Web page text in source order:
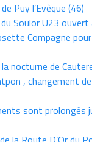
Puy l’Evèque (46)
Soulor U23 ouvert
Compagne
nocturne de
, changement
sont prolongés